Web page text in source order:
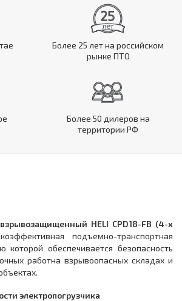
Более 25 лет на российском
рынке ПТО
Более 50 дилеров на
территории РФ
HELI CPD18-FB (4-х
подъемно-транспортная
которой обеспечивается безопасность
работна взрывоопасных складах и
электропогрузчика